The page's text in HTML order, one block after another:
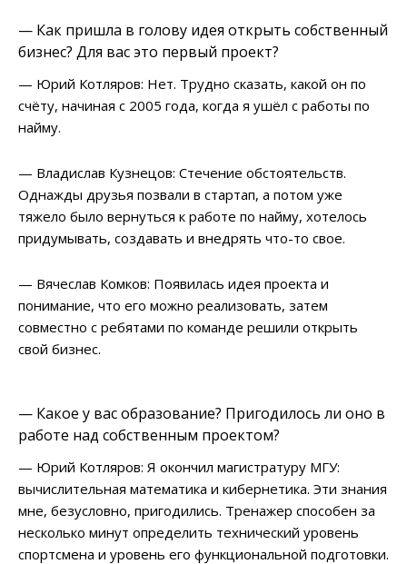
— Как пришла в голову идея открыть собственный
бизнес? Для вас это первый проект?
— Юрий Котляров: Нет. Трудно сказать, какой он по
счёту, начиная с 2005 года, когда я ушёл с работы по
найму.
— Владислав Кузнецов: Стечение обстоятельств.
Однажды друзья позвали в стартап, а потом уже
тяжело было вернуться к работе по найму, хотелось
придумывать, создавать и внедрять что-то свое.
— Вячеслав Комков: Появилась идея проекта и
понимание, что его можно реализовать, затем
совместно с ребятами по команде решили открыть
свой бизнес.
— Какое у вас образование? Пригодилось ли оно в
работе над собственным проектом?
— Юрий Котляров: Я окончил магистратуру МГУ:
вычислительная математика и кибернетика. Эти знания
мне, безусловно, пригодились. Тренажер способен за
несколько минут определить технический уровень
спортсмена и уровень его функциональной подготовки.